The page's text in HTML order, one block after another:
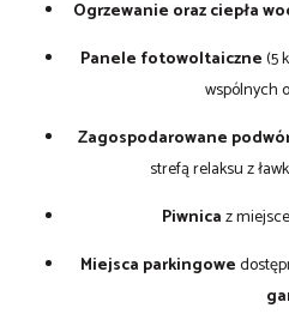
Ogrzewanie oraz ciepła
Panele fotowoltaiczne(5
wspólnych
Zagospodarowane
strefą relaksu z
Piwnicaz
Miejsca parkingowe